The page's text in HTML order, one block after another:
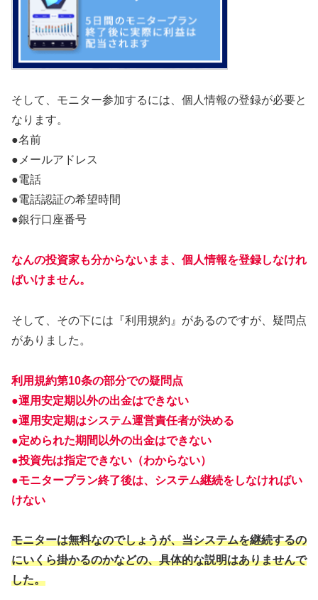
そして、モニター参加するには、個人情報の登録が必要と
なります。
●名前
●メールアドレス
●電話
●電話認証の希望時間
●銀行口座番号
なんの投資家も分からないまま、個人情報を登録しなけれ
ばいけません。
そして、その下には『利用規約』があるのですが、疑問点
がありました。
利用規約第10条の部分での疑問点
●運用安定期以外の出金はできない
●運用安定期はシステム運営責任者が決める
●定められた期間以外の出金はできない
●投資先は指定できない（わからない）
●モニタープラン終了後は、システム継続をしなければい
けない
モニターは無料なのでしょうが、当システムを継続するの
にいくら掛かるのかなどの、具体的な説明はありませんで
した。